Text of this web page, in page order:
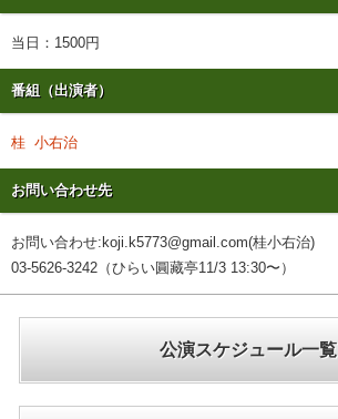
当日：1500円
番組（出演者）
桂 小右治
お問い合わせ先
お問い合わせ:koji.k5773@gmail.com(桂小右治)
03-5626-3242（ひらい圓藏亭11/3 13:30〜）
公演スケジュール一覧